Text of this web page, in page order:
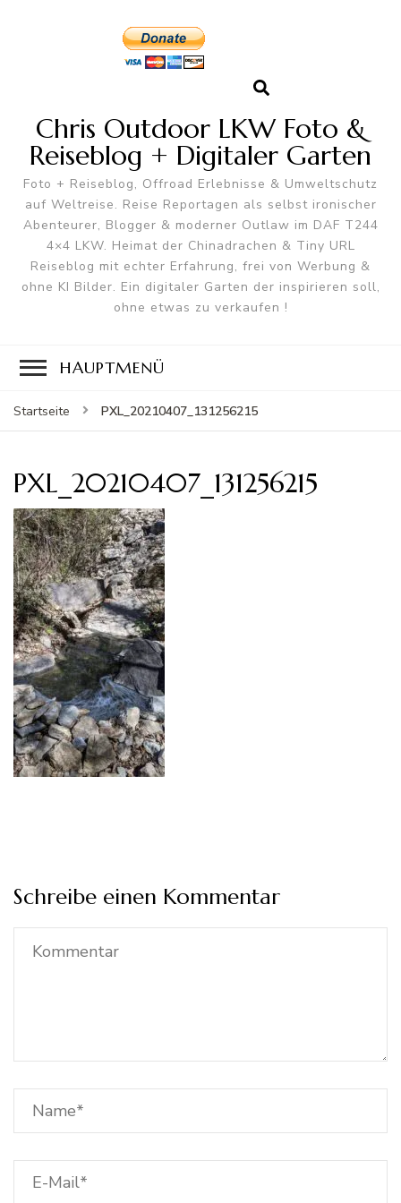
Chris Outdoor LKW Foto &
Reiseblog + Digitaler Garten
Foto + Reiseblog, Offroad Erlebnisse & Umweltschutz
auf Weltreise. Reise Reportagen als selbst ironischer
Abenteurer, Blogger & moderner Outlaw im DAF T244
4×4 LKW. Heimat der Chinadrachen & Tiny URL
Reiseblog mit echter Erfahrung, frei von Werbung &
ohne KI Bilder. Ein digitaler Garten der inspirieren soll,
ohne etwas zu verkaufen !
HAUPTMENÜ
Startseite PXL_20210407_131256215
PXL_20210407_131256215
Schreibe einen Kommentar